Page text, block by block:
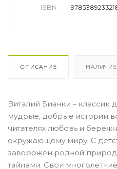
ISBN —
ОПИСАНИЕ НАЛИЧИЕ
Виталий Бианки – классик
мудрые, добрые истории
читателях любовь и
окружающему миру. С
заворожён родной
тайнами. Свои